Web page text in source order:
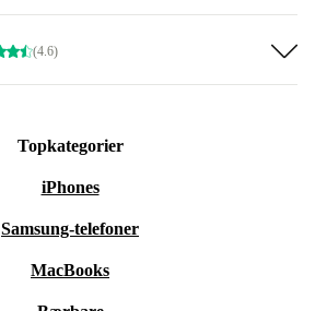
(4.6)
Topkategorier
iPhones
Samsung-telefoner
MacBooks